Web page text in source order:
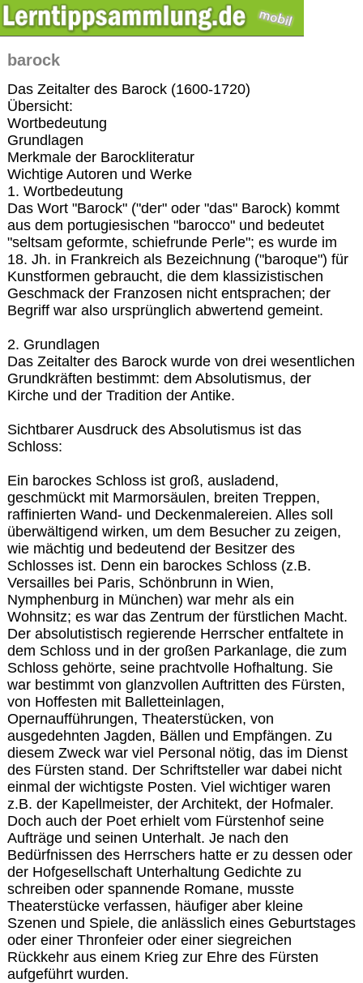
barock
Das Zeitalter des Barock (1600-1720)
Übersicht:
Wortbedeutung
Grundlagen
Merkmale der Barockliteratur
Wichtige Autoren und Werke
1. Wortbedeutung
Das Wort "Barock" ("der" oder "das" Barock) kommt
aus dem portugiesischen "barocco" und bedeutet
"seltsam geformte, schiefrunde Perle"; es wurde im
18. Jh. in Frankreich als Bezeichnung ("baroque") für
Kunstformen gebraucht, die dem klassizistischen
Geschmack der Franzosen nicht entsprachen; der
Begriff war also ursprünglich abwertend gemeint.
2. Grundlagen
Das Zeitalter des Barock wurde von drei wesentlichen
Grundkräften bestimmt: dem Absolutismus, der
Kirche und der Tradition der Antike.
Sichtbarer Ausdruck des Absolutismus ist das
Schloss:
Ein barockes Schloss ist groß, ausladend,
geschmückt mit Marmorsäulen, breiten Treppen,
raffinierten Wand- und Deckenmalereien. Alles soll
überwältigend wirken, um dem Besucher zu zeigen,
wie mächtig und bedeutend der Besitzer des
Schlosses ist. Denn ein barockes Schloss (z.B.
Versailles bei Paris, Schönbrunn in Wien,
Nymphenburg in München) war mehr als ein
Wohnsitz; es war das Zentrum der fürstlichen Macht.
Der absolutistisch regierende Herrscher entfaltete in
dem Schloss und in der großen Parkanlage, die zum
Schloss gehörte, seine prachtvolle Hofhaltung. Sie
war bestimmt von glanzvollen Auftritten des Fürsten,
von Hoffesten mit Balletteinlagen,
Opernaufführungen, Theaterstücken, von
ausgedehnten Jagden, Bällen und Empfängen. Zu
diesem Zweck war viel Personal nötig, das im Dienst
des Fürsten stand. Der Schriftsteller war dabei nicht
einmal der wichtigste Posten. Viel wichtiger waren
z.B. der Kapellmeister, der Architekt, der Hofmaler.
Doch auch der Poet erhielt vom Fürstenhof seine
Aufträge und seinen Unterhalt. Je nach den
Bedürfnissen des Herrschers hatte er zu dessen oder
der Hofgesellschaft Unterhaltung Gedichte zu
schreiben oder spannende Romane, musste
Theaterstücke verfassen, häufiger aber kleine
Szenen und Spiele, die anlässlich eines Geburtstages
oder einer Thronfeier oder einer siegreichen
Rückkehr aus einem Krieg zur Ehre des Fürsten
aufgeführt wurden.